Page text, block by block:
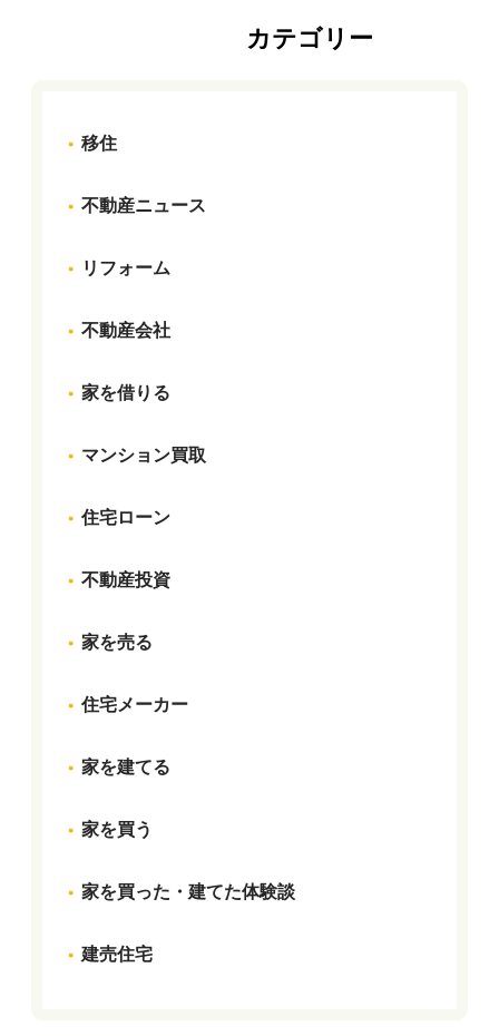
カテゴリー
移住
不動産ニュース
リフォーム
不動産会社
家を借りる
マンション買取
住宅ローン
不動産投資
家を売る
住宅メーカー
家を建てる
家を買う
家を買った・建てた体験談
建売住宅